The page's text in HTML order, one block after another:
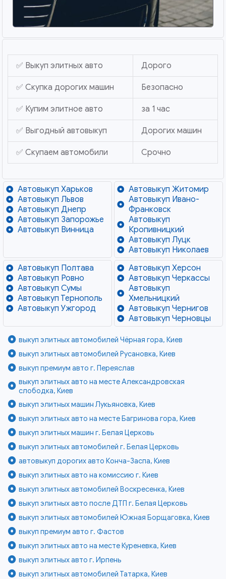
✅ Выкуп элитных авто Дорого
✅ Скупка дорогих машин Безопасно
✅ Купим элитное авто за 1 час
✅ Выгодный автовыкуп Дорогих машин
✅ Скупаем автомобили Срочно
Автовыкуп Харьков
Автовыкуп Львов
Автовыкуп Днепр
Автовыкуп Запорожье
Автовыкуп Винница
Автовыкуп Житомир
Автовыкуп Ивано-
Франковск
Автовыкуп
Кропивницкий
Автовыкуп Луцк
Автовыкуп Николаев
Автовыкуп Полтава
Автовыкуп Ровно
Автовыкуп Сумы
Автовыкуп Тернополь
Автовыкуп Ужгород
Автовыкуп Херсон
Автовыкуп Черкассы
Автовыкуп
Хмельницкий
Автовыкуп Чернигов
Автовыкуп Черновцы
выкуп элитных автомобилей Чёрная гора, Киев
выкуп элитных автомобилей Русановка, Киев
выкуп премиум авто г. Переяслав
выкуп элитных авто на месте Александровская
слободка, Киев
выкуп элитных машин Лукьяновка, Киев
выкуп элитных авто на месте Багринова гора, Киев
выкуп элитных машин г. Белая Церковь
выкуп элитных автомобилей г. Белая Церковь
автовыкуп дорогих авто Конча-Заспа, Киев
выкуп элитных авто на комиссию г. Киев
выкуп элитных автомобилей Воскресенка, Киев
выкуп элитных авто после ДТП г. Белая Церковь
выкуп элитных автомобилей Южная Борщаговка, Киев
выкуп премиум авто г. Фастов
выкуп элитных авто на месте Куреневка, Киев
выкуп элитных авто г. Ирпень
выкуп элитных автомобилей Татарка, Киев